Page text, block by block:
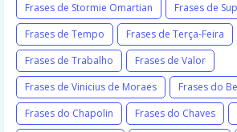
Frases de Stormie Omartian
Frases de
Frases de Tempo
Frases de Terça-Feira
Frases de Trabalho
Frases de Valor
Frases de Vinicius de Moraes
Frases do
Frases do Chapolin
Frases do Chaves